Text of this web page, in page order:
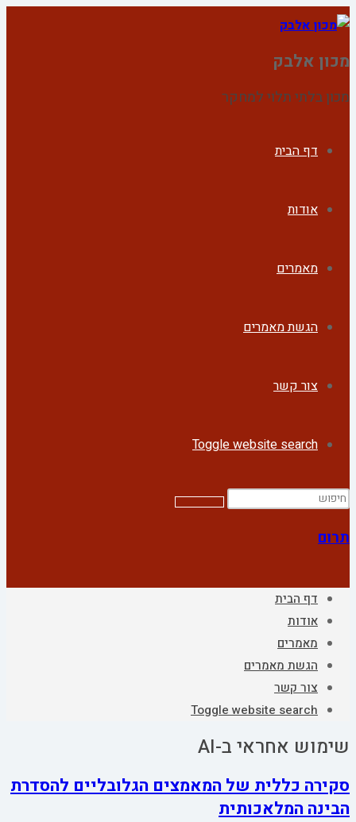
מכון אלבק
מכון בלתי תלוי למחקר
דף הבית
אודות
מאמרים
הגשת מאמרים
צור קשר
Toggle website search
תרום
דף הבית
אודות
מאמרים
הגשת מאמרים
צור קשר
Toggle website search
שימוש אחראי ב-AI
סקירה כללית של המאמצים הגלובליים להסדרת
הבינה המלאכותית